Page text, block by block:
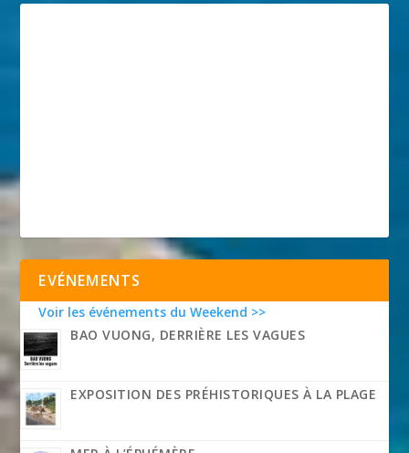
EVÉNEMENTS
Voir les événements du Weekend >>
BAO VUONG, DERRIÈRE LES VAGUES
EXPOSITION DES PRÉHISTORIQUES À LA PLAGE